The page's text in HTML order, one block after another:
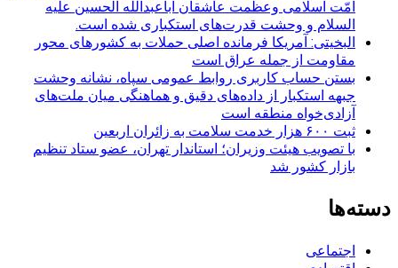
امّت اسلامی وعظمت عاشقان اباعبدالله الحسین علیه
السلام و وحشت قدرت‌های استکباری شده است.
البخیتی: آمریکا فرمانده اصلی حملات به کشورهای محور
مقاومت از جمله عراق است
بستن حساب کاربری روابط عمومی سپاه، نشانه‌ وحشت
جبهه استکبار از داده‌های دقیق و هماهنگی میان ملت‌های
آزادی‌خواه منطقه است
ثبت ۶۰۰ هزار خدمت سلامت به زائران اربعین
با تصویب هیئت وزیران؛ استاندار تهران، عضو ستاد تنظیم
بازار کشور شد
دسته‌ها
اجتماعی